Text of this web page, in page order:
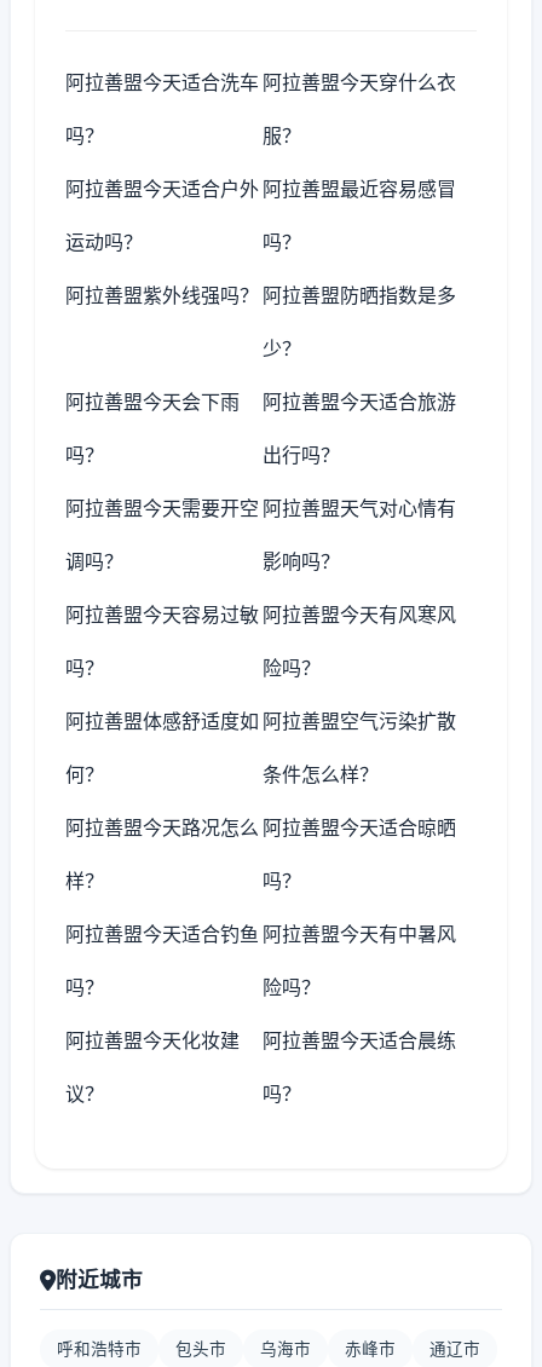
阿拉善盟今天适合洗车
吗？
阿拉善盟今天穿什么衣
服？
阿拉善盟今天适合户外
运动吗？
阿拉善盟最近容易感冒
吗？
阿拉善盟紫外线强吗？ 阿拉善盟防晒指数是多
少？
阿拉善盟今天会下雨
吗？
阿拉善盟今天适合旅游
出行吗？
阿拉善盟今天需要开空
调吗？
阿拉善盟天气对心情有
影响吗？
阿拉善盟今天容易过敏
吗？
阿拉善盟今天有风寒风
险吗？
阿拉善盟体感舒适度如
何？
阿拉善盟空气污染扩散
条件怎么样？
阿拉善盟今天路况怎么
样？
阿拉善盟今天适合晾晒
吗？
阿拉善盟今天适合钓鱼
吗？
阿拉善盟今天有中暑风
险吗？
阿拉善盟今天化妆建
议？
阿拉善盟今天适合晨练
吗？
附近城市
呼和浩特市 包头市 乌海市 赤峰市 通辽市